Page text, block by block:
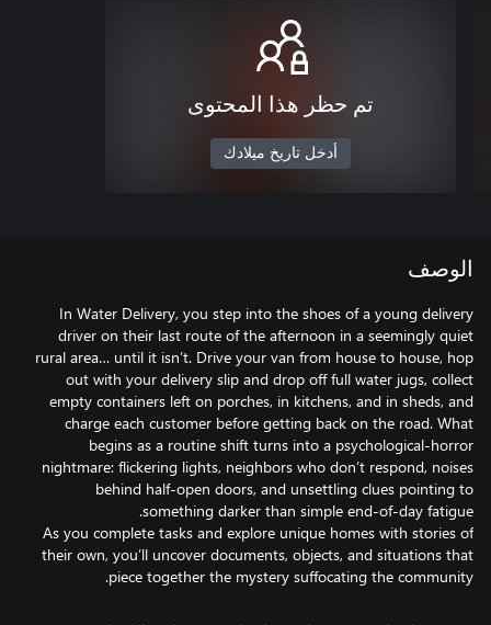
تم حظر هذا المحتوى
أدخل تاريخ ميلادك
الوصف
In Water Delivery, you step into the shoes of a young delivery
driver on their last route of the afternoon in a seemingly quiet
rural area… until it isn’t. Drive your van from house to house, hop
out with your delivery slip and drop off full water jugs, collect
empty containers left on porches, in kitchens, and in sheds, and
charge each customer before getting back on the road. What
begins as a routine shift turns into a psychological-horror
nightmare: flickering lights, neighbors who don’t respond, noises
behind half-open doors, and unsettling clues pointing to
As you complete tasks and explore unique homes with stories of
their own, you’ll uncover documents, objects, and situations that
piece together the mystery suffocating the community.